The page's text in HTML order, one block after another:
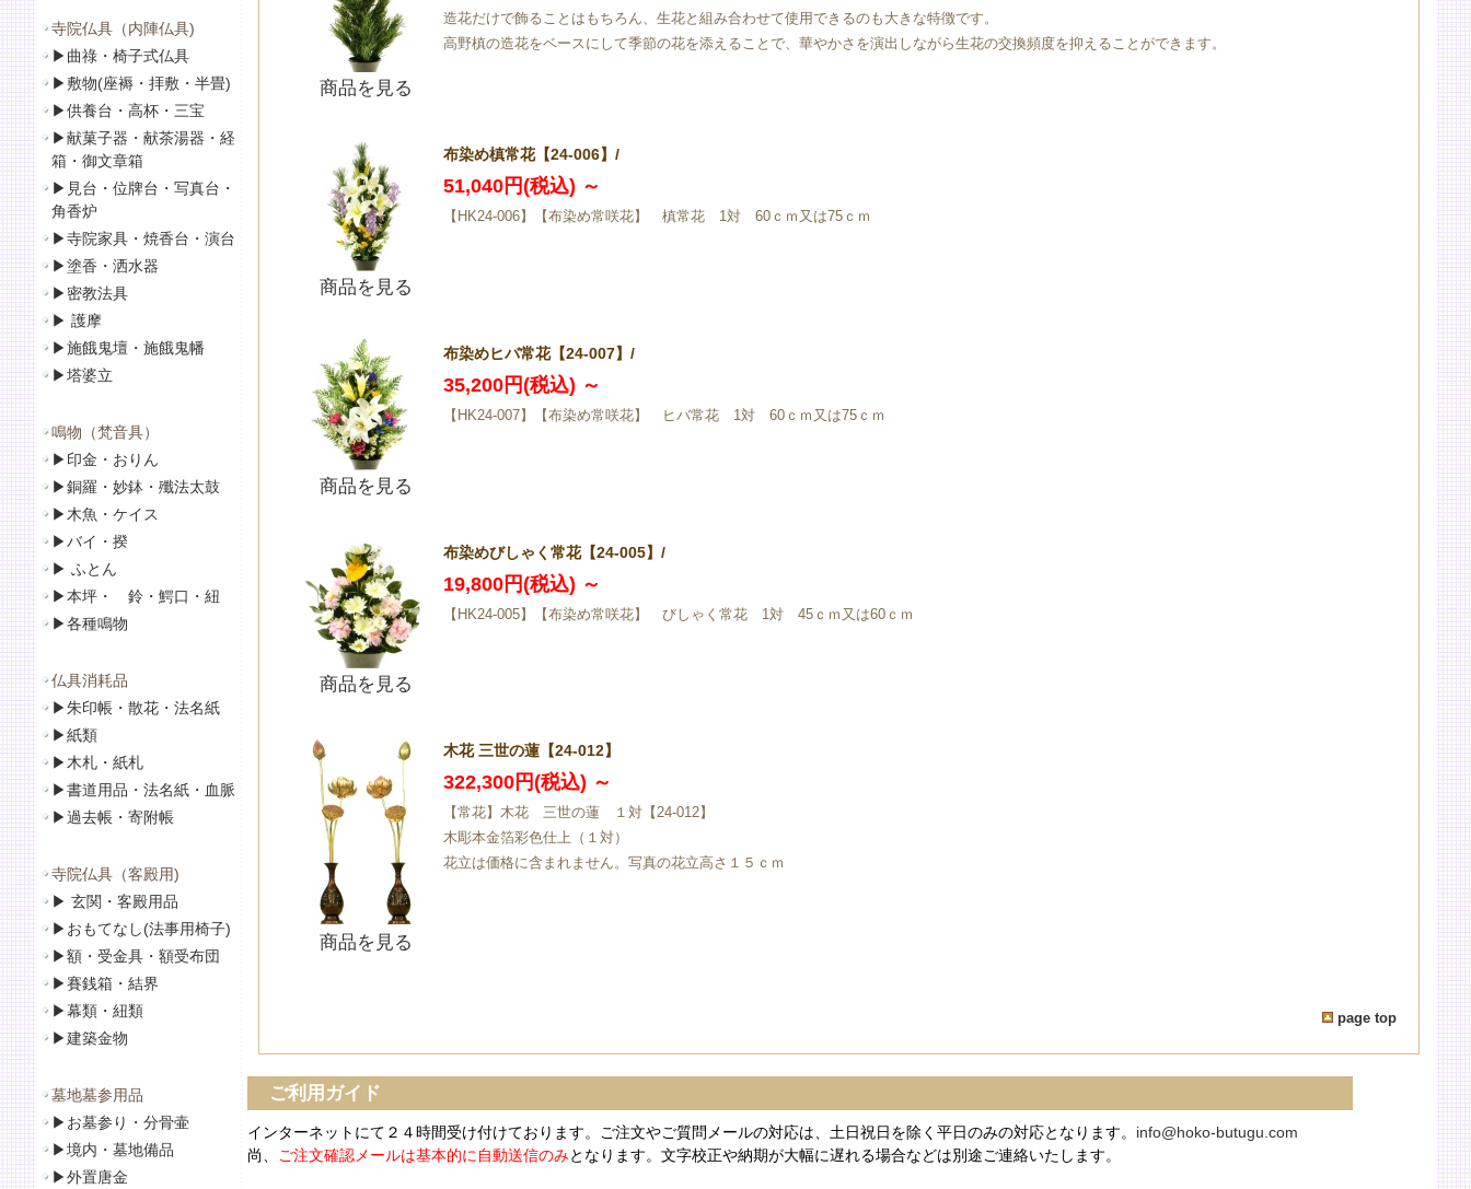
寺院仏具（内陣仏具)
▶ 曲祿・椅子式仏具
▶ 敷物(座褥・拝敷・半畳)
▶供養台・高杯・三宝
▶献菓子器・献茶湯器・経
箱・御文章箱
▶ 見台・位牌台・写真台・
角香炉
▶寺院家具・焼香台・演台
▶塗香・洒水器
▶ 密教法具
▶ 護摩
▶施餓鬼壇・施餓鬼幡
▶塔婆立
鳴物（梵音具）
▶ 印金・おりん
▶銅羅・妙鉢・殲法太鼓
▶ 木魚・ケイス
▶バイ・揆
▶ ふとん
▶本坪・ 鈴・鰐口・紐
▶各種鳴物
仏具消耗品
▶朱印帳・散花・法名紙
▶紙類
▶ 木札・紙札
▶書道用品・法名紙・血脈
▶過去帳・寄附帳
寺院仏具（客殿用)
▶ 玄関・客殿用品
▶ おもてなし(法事用椅子)
▶額・受金具・額受布団
▶賽銭箱・結界
▶幕類・紐類
▶建築金物
墓地墓参用品
▶ お墓参り・分骨壷
▶境内・墓地備品
▶外置唐金
商品を見る
造花だけで飾ることはもちろん、生花と組み合わせて使用できるのも大きな特徴です。
高野槙の造花をベースにして季節の花を添えることで、華やかさを演出しながら生花の交換頻度を抑えることができます。
商品を見る
布染め槙常花【24-006】/
51,040円(税込) ～
【HK24-006】【布染め常咲花】 槙常花 1対 60ｃｍ又は75ｃｍ
商品を見る
布染めヒバ常花【24-007】/
35,200円(税込) ～
【HK24-007】【布染め常咲花】 ヒバ常花 1対 60ｃｍ又は75ｃｍ
商品を見る
布染めびしゃく常花【24-005】/
19,800円(税込) ～
【HK24-005】【布染め常咲花】 びしゃく常花 1対 45ｃｍ又は60ｃｍ
商品を見る
木花 三世の蓮【24-012】
322,300円(税込) ～
【常花】木花 三世の蓮 １対【24-012】
木彫本金箔彩色仕上（１対）
花立は価格に含まれません。写真の花立高さ１５ｃｍ
page top
ご利用ガイド
インターネットにて２４時間受け付けております。ご注文やご質問メールの対応は、土日祝日を除く平日のみの対応となります。 info@hoko-butugu.com
尚、
ご注文確認メールは基本的に自動送信のみとなります。文字校正や納期が大幅に遅れる場合などは別途ご連絡いたします。